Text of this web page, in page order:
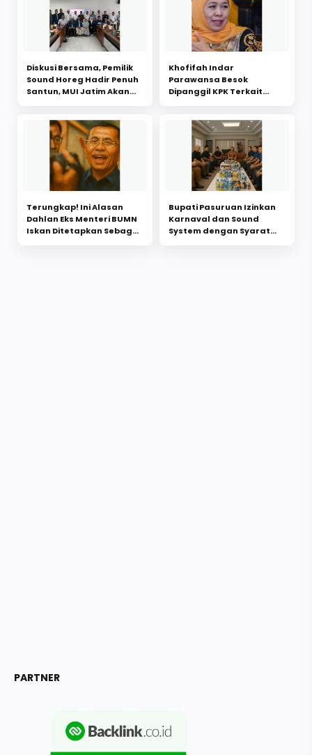
Diskusi Bersama, Pemilik
Sound Horeg Hadir Penuh
Santun, MUI Jatim Akan
Khofifah Indar
Parawansa Besok
Dipanggil KPK Terkait
Mapolda
Terungkap! Ini Alasan
Dahlan Eks Menteri BUMN
Iskan Ditetapkan Sebagai
Bupati Pasuruan Izinkan
Karnaval dan Sound
System dengan Syarat
PARTNER